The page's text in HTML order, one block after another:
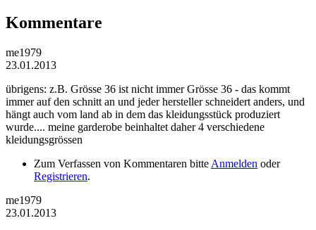
Kommentare
me1979
23.01.2013
übrigens: z.B. Grösse 36 ist nicht immer Grösse 36 - das kommt
immer auf den schnitt an und jeder hersteller schneidert anders, und
hängt auch vom land ab in dem das kleidungsstück produziert
wurde.... meine garderobe beinhaltet daher 4 verschiedene
kleidungsgrössen
Zum Verfassen von Kommentaren bitte Anmelden oder
Registrieren.
me1979
23.01.2013